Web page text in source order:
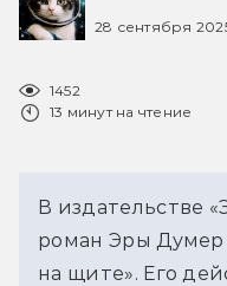
28 сентября
1452
13 минут на чтение
В издательстве
роман Эры
на щите». Его